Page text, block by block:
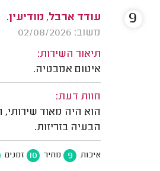
עודד ארבל, מודיעין.
משוב: 02/08/2026
תיאור השירות:
איטום אמבטיה.
חוות דעת:
הוא היה מאוד
הבעיה בזריזות.
איכות 9 מחיר 10 זמנים
9